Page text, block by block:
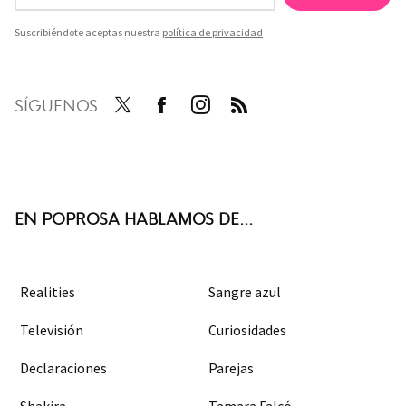
Suscribiéndote aceptas nuestra política de privacidad
SÍGUENOS
EN POPROSA HABLAMOS DE...
Realities Sangre azul
Televisión Curiosidades
Declaraciones Parejas